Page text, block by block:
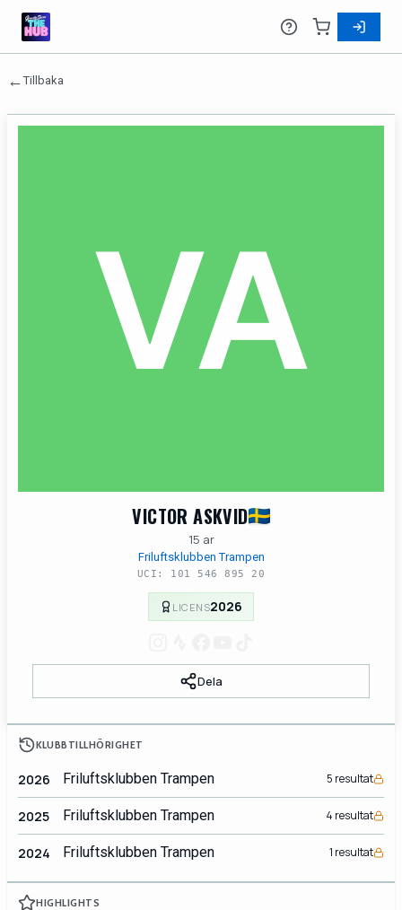
←Tillbaka
VICTOR ASKVID
15 ar
Friluftsklubben Trampen
UCI: 101 546 895 20
LICENS2026
Dela
KLUBBTILLHÖRIGHET
2026 Friluftsklubben Trampen 5 resultat
2025 Friluftsklubben Trampen 4 resultat
2024 Friluftsklubben Trampen 1 resultat
HIGHLIGHTS